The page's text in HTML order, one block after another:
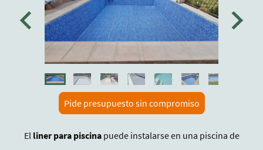
Pide presupuesto sin compromiso
El liner para piscinapuede instalarse en una piscina de